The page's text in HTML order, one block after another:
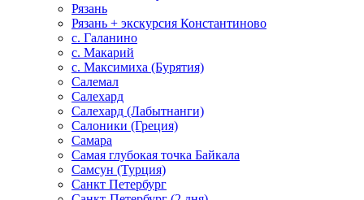
Рязань
Рязань + экскурсия Константиново
с. Галанино
с. Макарий
с. Максимиха (Бурятия)
Салемал
Салехард
Салехард (Лабытнанги)
Салоники (Греция)
Самара
Самая глубокая точка Байкала
Самсун (Турция)
Санкт Петербург